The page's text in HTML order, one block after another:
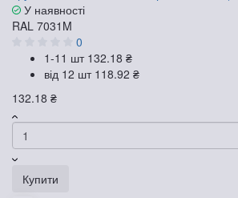
У наявності
RAL 7031M
0
1-11 шт 132.18 ₴
від 12 шт 118.92 ₴
132.18 ₴
Купити